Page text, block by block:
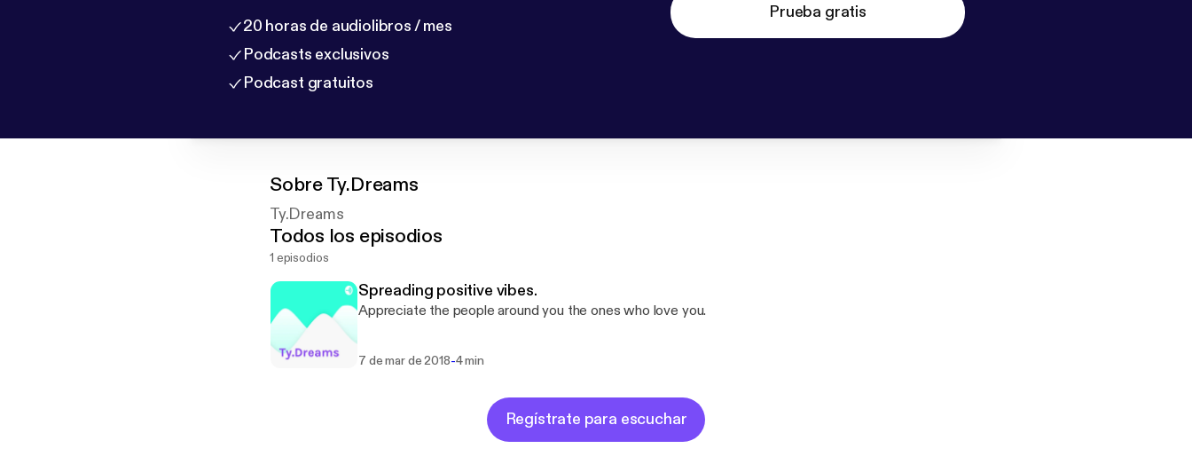
20 horas de audiolibros / mes
Podcasts exclusivos
Podcast gratuitos
Prueba gratis
SobreTy.Dreams
Ty.Dreams
Todos los episodios
1 episodios
Spreading positive vibes.
Appreciate the people around you the ones who love you.
7 de mar de 2018-4 min
Regístrate para escuchar